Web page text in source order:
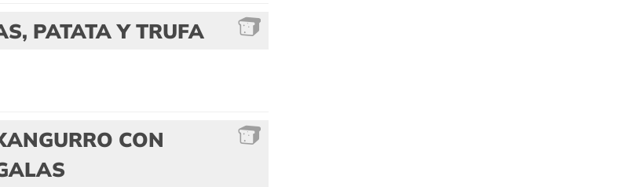
PATATA Y TRUFA
CON